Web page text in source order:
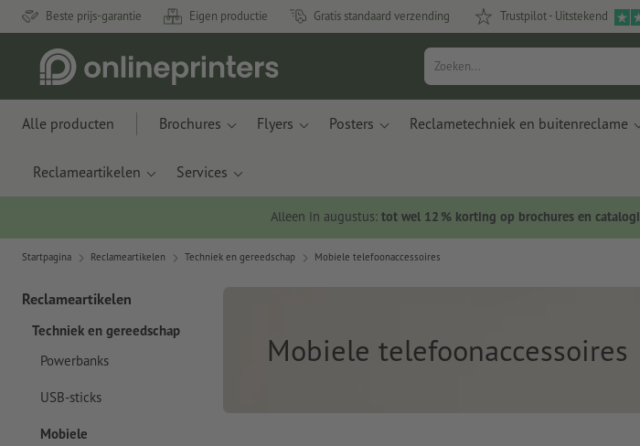
Beste prijs-garantie Eigen productie Gratis standaard verzending Trustpilot - Uitstekend
Alle producten Brochures Flyers Posters Reclametechniek en buitenreclame
Reclameartikelen Services
Alleen in augustus: tot wel 12 % korting op brochures en catalogi
Startpagina Reclameartikelen Techniek en gereedschap Mobiele telefoonaccessoires
Reclameartikelen
Techniek en gereedschap
Powerbanks
USB-sticks
Mobiele
Mobiele telefoonaccessoires